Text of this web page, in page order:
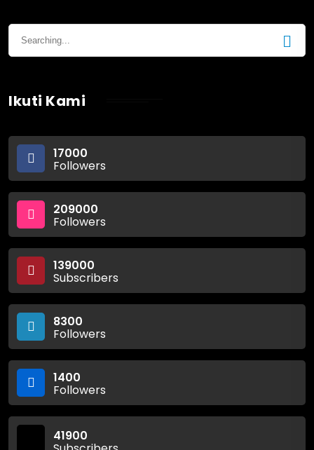
Ikuti Kami
17000
Followers
209000
Followers
139000
Subscribers
8300
Followers
1400
Followers
41900